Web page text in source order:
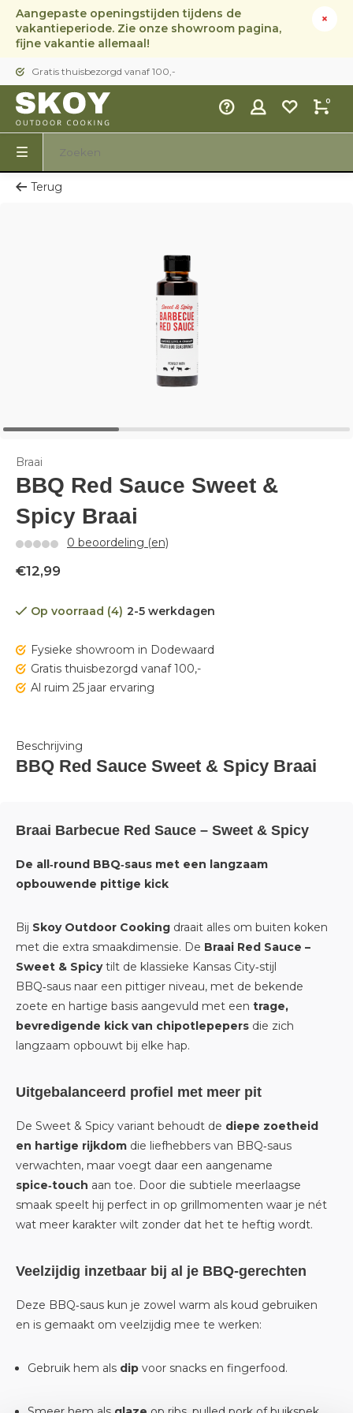
Aangepaste openingstijden tijdens de
vakantieperiode. Zie onze showroom pagina,
fijne vakantie allemaal!
Gratis thuisbezorgd vanaf 100,-
0
Terug
Braai
BBQ Red Sauce Sweet &
Spicy Braai
0 beoordeling (en)
€12,99
Op voorraad (4) 2-5 werkdagen
Fysieke showroom in Dodewaard
Gratis thuisbezorgd vanaf 100,-
Al ruim 25 jaar ervaring
Beschrijving
BBQ Red Sauce Sweet & Spicy Braai
Braai Barbecue Red Sauce – Sweet & Spicy
De all‑round BBQ‑saus met een langzaam
opbouwende pittige kick
Bij Skoy Outdoor Cooking draait alles om buiten koken
met die extra smaakdimensie. De Braai Red Sauce –
Sweet & Spicytilt de klassieke Kansas City‑stijl
BBQ‑saus naar een pittiger niveau, met de bekende
zoete en hartige basis aangevuld met een trage,
bevredigende kick van chipotlepepers die zich
langzaam opbouwt bij elke hap.
Uitgebalanceerd profiel met meer pit
De Sweet & Spicy variant behoudt de diepe zoetheid
en hartige rijkdom die liefhebbers van BBQ‑saus
verwachten, maar voegt daar een aangename
spice‑touch aan toe. Door die subtiele meerlaagse
smaak speelt hij perfect in op grillmomenten waar je nét
wat meer karakter wilt zonder dat het te heftig wordt.
Veelzijdig inzetbaar bij al je BBQ‑gerechten
Deze BBQ‑saus kun je zowel warm als koud gebruiken
en is gemaakt om veelzijdig mee te werken:
Gebruik hem als dip voor snacks en fingerfood.